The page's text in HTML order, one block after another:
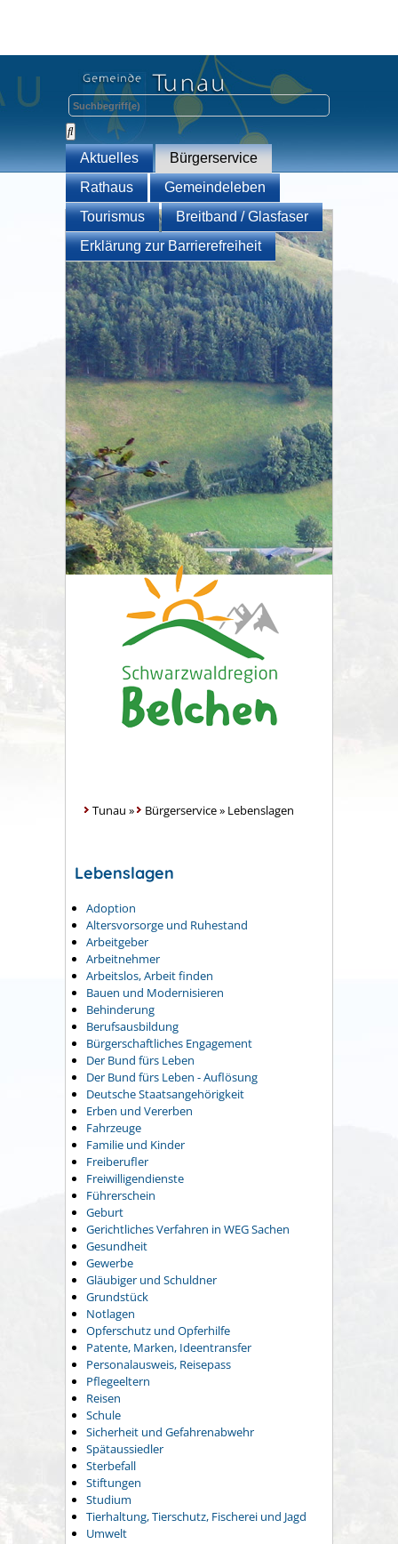
Aktuelles
Bürgerservice
Rathaus
Gemeindeleben
Tourismus
Breitband / Glasfaser
Erklärung zur Barrierefreiheit
Tunau » Bürgerservice» Lebenslagen
Lebenslagen
Adoption
Altersvorsorge und Ruhestand
Arbeitgeber
Arbeitnehmer
Arbeitslos, Arbeit finden
Bauen und Modernisieren
Behinderung
Berufsausbildung
Bürgerschaftliches Engagement
Der Bund fürs Leben
Der Bund fürs Leben - Auflösung
Deutsche Staatsangehörigkeit
Erben und Vererben
Fahrzeuge
Familie und Kinder
Freiberufler
Freiwilligendienste
Führerschein
Geburt
Gerichtliches Verfahren in WEG Sachen
Gesundheit
Gewerbe
Gläubiger und Schuldner
Grundstück
Notlagen
Opferschutz und Opferhilfe
Patente, Marken, Ideentransfer
Personalausweis, Reisepass
Pflegeeltern
Reisen
Schule
Sicherheit und Gefahrenabwehr
Spätaussiedler
Sterbefall
Stiftungen
Studium
Tierhaltung, Tierschutz, Fischerei und Jagd
Umwelt